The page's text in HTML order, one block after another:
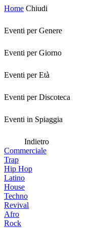
Home Chiudi
Eventi per Genere
Eventi per Giorno
Eventi per Età
Eventi per Discoteca
Eventi in Spiaggia
Indietro
Commerciale
Trap
Hip Hop
Latino
House
Techno
Revival
Afro
Rock